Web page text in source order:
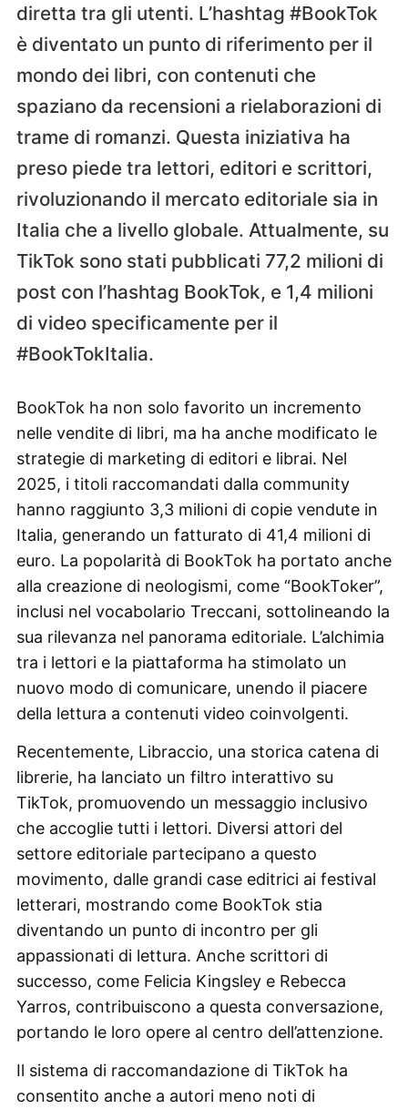
diretta tra gli utenti. L’hashtag #BookTok
è diventato un punto di riferimento per il
mondo dei libri, con contenuti che
spaziano da recensioni a rielaborazioni di
trame di romanzi. Questa iniziativa ha
preso piede tra lettori, editori e scrittori,
rivoluzionando il mercato editoriale sia in
Italia che a livello globale. Attualmente, su
TikTok sono stati pubblicati 77,2 milioni di
post con l’hashtag BookTok, e 1,4 milioni
di video specificamente per il
#BookTokItalia.
BookTok ha non solo favorito un incremento
nelle vendite di libri, ma ha anche modificato le
strategie di marketing di editori e librai. Nel
2025, i titoli raccomandati dalla community
hanno raggiunto 3,3 milioni di copie vendute in
Italia, generando un fatturato di 41,4 milioni di
euro. La popolarità di BookTok ha portato anche
alla creazione di neologismi, come “BookToker”,
inclusi nel vocabolario Treccani, sottolineando la
sua rilevanza nel panorama editoriale. L’alchimia
tra i lettori e la piattaforma ha stimolato un
nuovo modo di comunicare, unendo il piacere
della lettura a contenuti video coinvolgenti.
Recentemente, Libraccio, una storica catena di
librerie, ha lanciato un filtro interattivo su
TikTok, promuovendo un messaggio inclusivo
che accoglie tutti i lettori. Diversi attori del
settore editoriale partecipano a questo
movimento, dalle grandi case editrici ai festival
letterari, mostrando come BookTok stia
diventando un punto di incontro per gli
appassionati di lettura. Anche scrittori di
successo, come Felicia Kingsley e Rebecca
Yarros, contribuiscono a questa conversazione,
portando le loro opere al centro dell’attenzione.
Il sistema di raccomandazione di TikTok ha
consentito anche a autori meno noti di